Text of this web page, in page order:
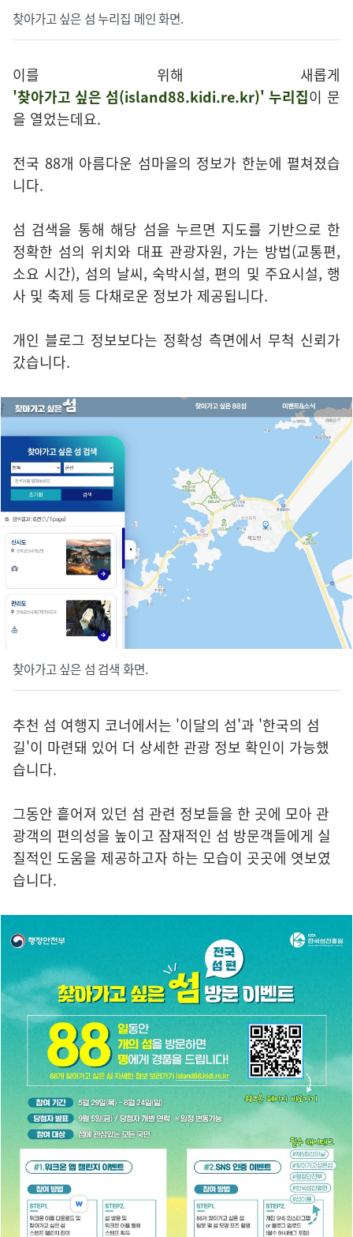
찾아가고 싶은 섬 누리집 메인 화면.
이를 위해 새롭게
'찾아가고 싶은 섬(island88.kidi.re.kr)' 누리집이 문
을 열었는데요.
전국 88개 아름다운 섬마을의 정보가 한눈에 펼쳐졌습
니다.
섬 검색을 통해 해당 섬을 누르면 지도를 기반으로 한
정확한 섬의 위치와 대표 관광자원, 가는 방법(교통편,
소요 시간), 섬의 날씨, 숙박시설, 편의 및 주요시설, 행
사 및 축제 등 다채로운 정보가 제공됩니다.
개인 블로그 정보보다는 정확성 측면에서 무척 신뢰가
갔습니다.
찾아가고 싶은 섬 검색 화면.
추천 섬 여행지 코너에서는 '이달의 섬'과 '한국의 섬
길'이 마련돼 있어 더 상세한 관광 정보 확인이 가능했
습니다.
그동안 흩어져 있던 섬 관련 정보들을 한 곳에 모아 관
광객의 편의성을 높이고 잠재적인 섬 방문객들에게 실
질적인 도움을 제공하고자 하는 모습이 곳곳에 엿보였
습니다.